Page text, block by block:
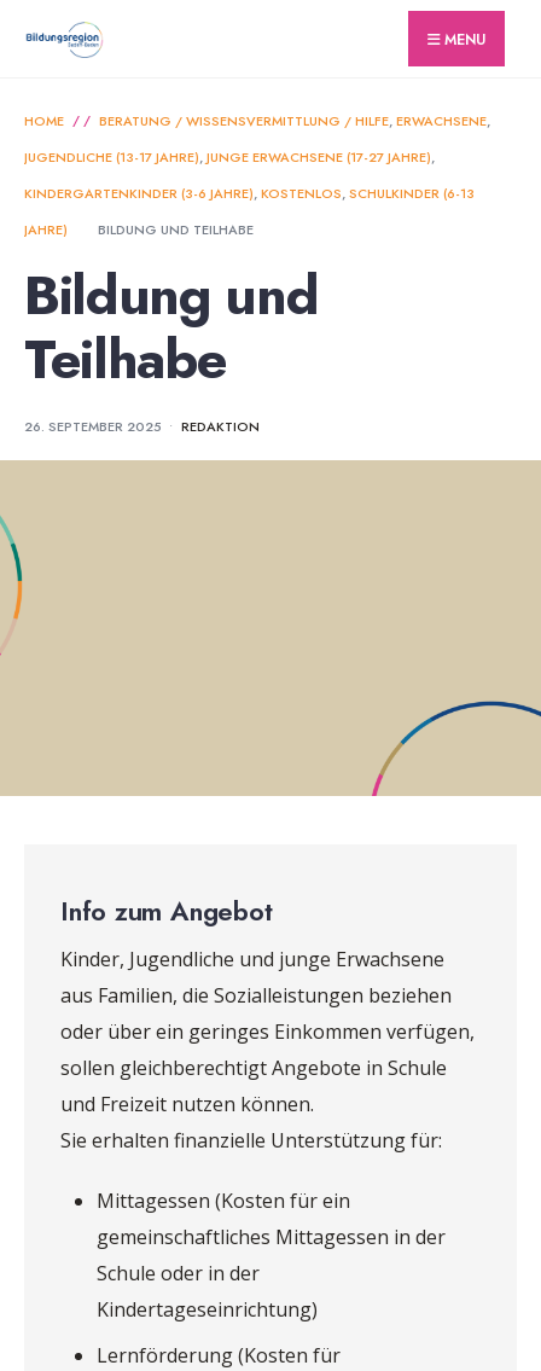
MENU
HOME BERATUNG / WISSENSVERMITTLUNG / HILFE,ERWACHSENE,
JUGENDLICHE (13-17 JAHRE),JUNGE ERWACHSENE (17-27 JAHRE),
KINDERGARTENKINDER (3-6 JAHRE),KOSTENLOS,SCHULKINDER (6-13
JAHRE)
BILDUNG UND TEILHABE
Bildung und
Teilhabe
26. SEPTEMBER 2025 • REDAKTION
Info zum Angebot
Kinder, Jugendliche und junge Erwachsene
aus Familien, die Sozialleistungen beziehen
oder über ein geringes Einkommen verfügen,
sollen gleichberechtigt Angebote in Schule
und Freizeit nutzen können.
Sie erhalten finanzielle Unterstützung für:
Mittagessen (Kosten für ein
gemeinschaftliches Mittagessen in der
Schule oder in der
Kindertageseinrichtung)
Lernförderung (Kosten für